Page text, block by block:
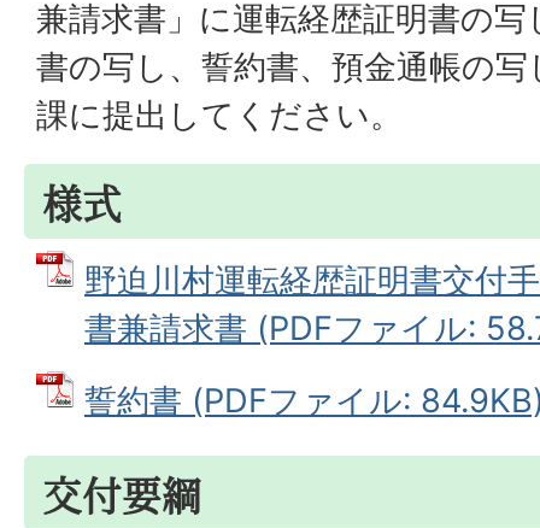
兼請求書」に運転経歴証明書の
書の写し、誓約書、預金通帳の
課に提出してください。
様式
野迫川村運転経歴証明書交付
書兼請求書 (PDFファイル:
誓約書 (PDFファイル:
交付要綱